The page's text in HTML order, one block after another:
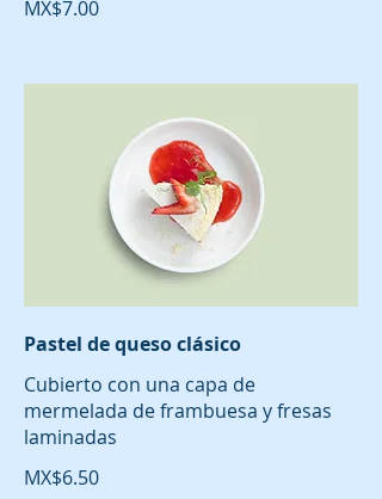
MX$7.00
Pastel de queso clásico
Cubierto con una capa de
mermelada de frambuesa y fresas
laminadas
MX$6.50